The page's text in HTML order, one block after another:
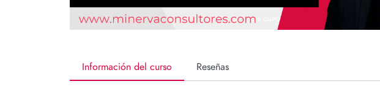
Información del curso Reseñas